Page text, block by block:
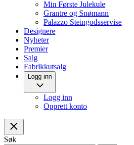
Min Første Julekule
Grantre og Snømann
Palazzo Steingodsservise
Designere
Nyheter
Premier
Salg
Fabrikkutsalg
Logg inn
Logg inn
Opprett konto
Søk